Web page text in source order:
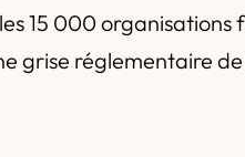
15 000 organisations
grise réglementaire de